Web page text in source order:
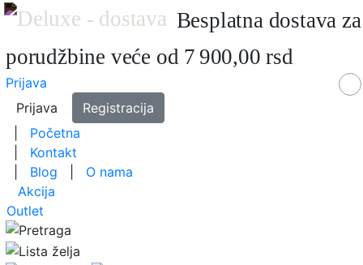
Besplatna dostava za
porudžbine veće od 7 900,00 rsd
Prijava
Prijava
Registracija
Početna
Kontakt
Blog
O nama
Akcija
Outlet